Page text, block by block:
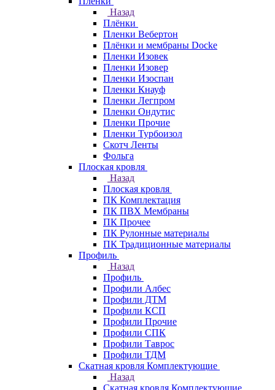
Назад
Плёнки
Пленки Вебертон
Плёнки и мембраны Docke
Пленки Изовек
Пленки Изовер
Пленки Изоспан
Пленки Кнауф
Пленки Легпром
Пленки Ондутис
Пленки Прочие
Пленки Турбоизол
Скотч Ленты
Фольга
Плоская кровля
Назад
Плоская кровля
ПК Комплектация
ПК ПВХ Мембраны
ПК Прочее
ПК Рулонные материалы
ПК Традиционные материалы
Профиль
Назад
Профиль
Профили Албес
Профили ДТМ
Профили КСП
Профили Прочие
Профили СПК
Профили Таврос
Профили ТДМ
Скатная кровля Комплектующие
Назад
Скатная кровля Комплектующие